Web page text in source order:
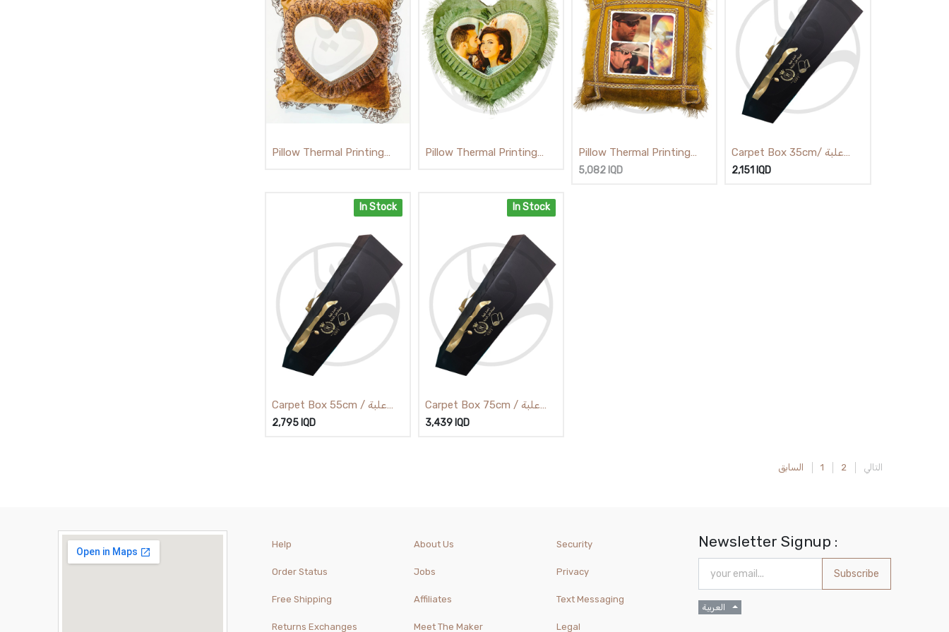
Pillow Thermal Printing
Pillow Thermal Printing
Pillow Thermal Printing
Square Brouwn / وساده
5,082IQD
Carpet Box 35cm/ علبة
زولية 35سم 2,151IQD
In Stock
Carpet Box 55cm / علبة
زولية 55سم2,795IQD
In Stock
Carpet Box 75cm / علبة
زولية 75سم3,439IQD
السابق 1 2 التالي
Help
Order Status
Free Shipping
Returns Exchanges
About Us
Jobs
Affiliates
Meet The Maker
Security
Privacy
Text Messaging
Legal
Newsletter Signup :
Subscribe
العربية